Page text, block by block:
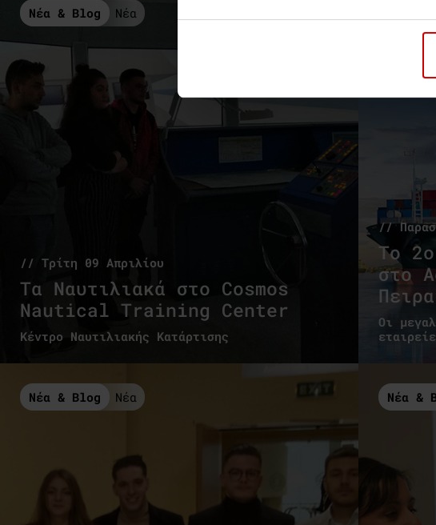
Νέα & Blog Νέα
// Τρίτη 09 Απριλίου
Tα Ναυτιλιακά στο Cosmos
Nautical Training Center
Κέντρο Ναυτιλιακής Κατάρτισης
//
Το
στο
Οι
Νέα & Blog Νέα Νέα &